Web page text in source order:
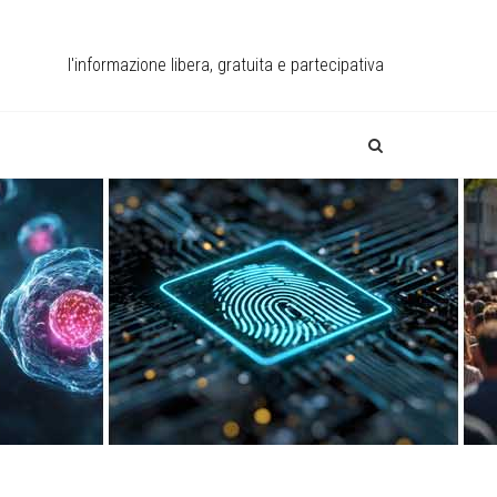
l'informazione libera, gratuita e partecipativa